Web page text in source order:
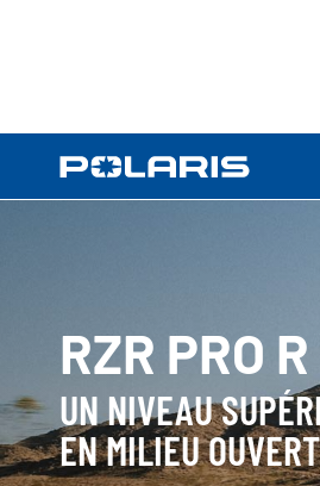
RZR PRO R
UN NIVEAU
EN MILIEU OUVERT